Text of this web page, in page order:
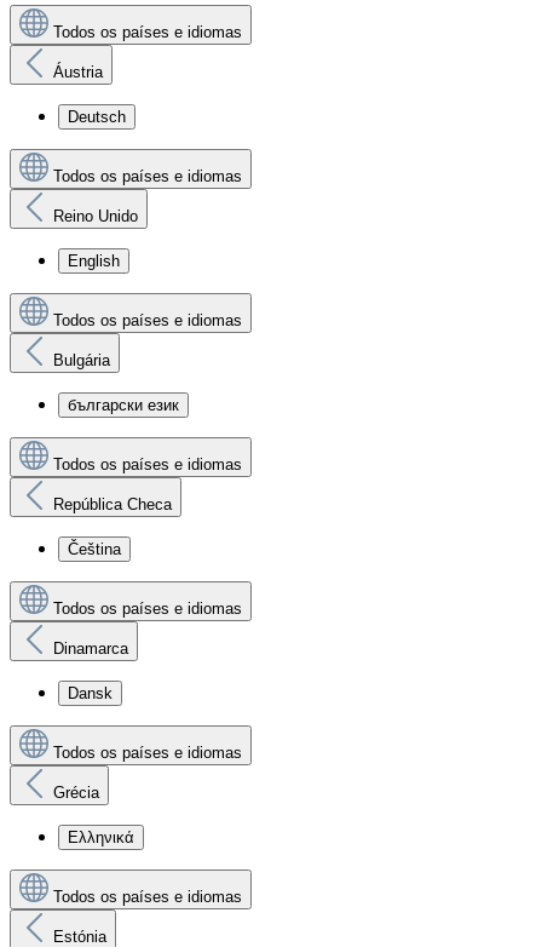
Todos os países e idiomas
Áustria
Deutsch
Todos os países e idiomas
Reino Unido
English
Todos os países e idiomas
Bulgária
български език
Todos os países e idiomas
República Checa
Čeština
Todos os países e idiomas
Dinamarca
Dansk
Todos os países e idiomas
Grécia
Ελληνικά
Todos os países e idiomas
Estónia